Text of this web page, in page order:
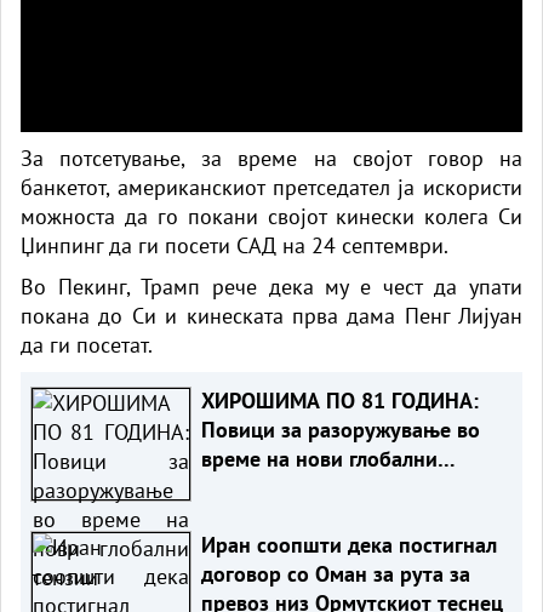
За потсетување, за време на својот говор на
банкетот, американскиот претседател ја искористи
можноста да го покани својот кинески колега Си
Џинпинг да ги посети САД на 24 септември.
Во Пекинг, Трамп рече дека му е чест да упати
покана до Си и кинеската прва дама Пенг Лијуан
да ги посетат.
ХИРОШИМА ПО 81 ГОДИНА:
Повици за разоружување во
време на нови глобални
Иран соопшти дека постигнал
договор со Оман за рута за
превоз низ Ормутскиот теснец